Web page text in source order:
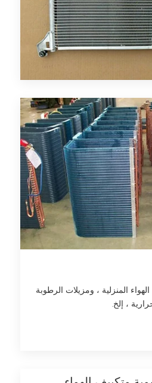
المنزلية ، ومزيلات الرطوبة
، إلخ.